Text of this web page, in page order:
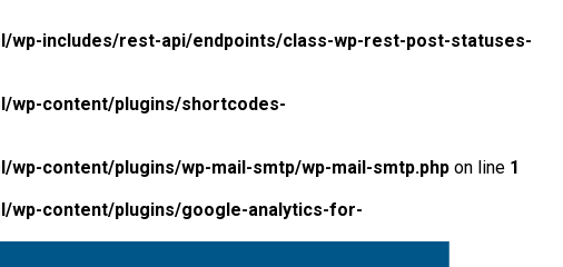
wp-includes/rest-api/endpoints/class-wp-rest-post-statuses-
wp-content/plugins/shortcodes-
content/plugins/wp-mail-smtp/wp-mail-smtp.php on line 1
wp-content/plugins/google-analytics-for-